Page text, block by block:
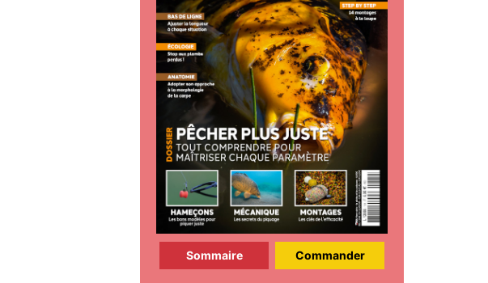
Sommaire Commander